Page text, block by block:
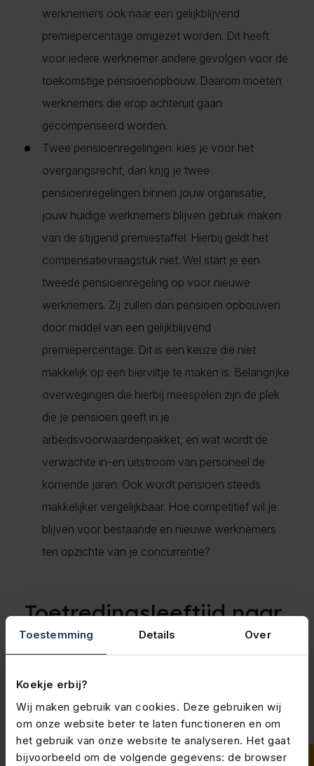
Toestemming Details Over
Koekje erbij?
Wij maken gebruik van cookies. Deze gebruiken wij
om onze website beter te laten functioneren en om
het gebruik van onze website te analyseren. Het gaat
bijvoorbeeld om de volgende gegevens: de browser
werknemers ook naar een gelijkblijvend
premiepercentage omgezet worden. Dit heeft
voor iedere werknemer andere gevolgen voor de
toekomstige pensioenopbouw. Daarom moeten
werknemers die erop achteruit gaan
gecompenseerd worden.
Twee pensioenregelingen: kies je voor het
overgangsrecht, dan krijg je twee
pensioenregelingen binnen jouw organisatie,
jouw huidige werknemers blijven gebruik maken
van de stijgend premiestaffel. Hierbij geldt het
compensatievraagstuk niet. Wel start je een
tweede pensioenregeling op voor nieuwe
werknemers. Zij zullen dan pensioen opbouwen
door middel van een gelijkblijvend
premiepercentage. Dit is een keuze die niet
makkelijk op een bierviltje te maken is. Belangrijke
overwegingen die hierbij meespelen zijn de plek
die je pensioen geeft in je
arbeidsvoorwaardenpakket, en wat wordt de
verwachte in-en uitstroom van personeel de
komende jaren. Ook wordt pensioen steeds
makkelijker vergelijkbaar. Hoe competitief wil je
blijven voor bestaande en nieuwe werknemers
ten opzichte van je concurrentie?
Toetredingsleeftijd naar
18 jaar
Oude situatie
De toetredingsleeftijd bepaalt vanaf wanneer jouw
werknemer recht heeft op pensioenopbouw. In de
huidige pensioenregelingen staat de uiterlijke
toetredingsleeftijd van 21 jaar. Dit is de oude